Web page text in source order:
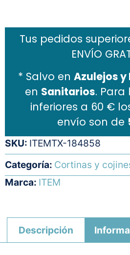
Tus pedidos
ENVÍO
* Salvo en Azulejos
en Sanitarios.
inferiores a 60 €
envío son de
SKU: ITEMTX-184858
Categoría: Cortinas y
Marca: ITEM
Descripción